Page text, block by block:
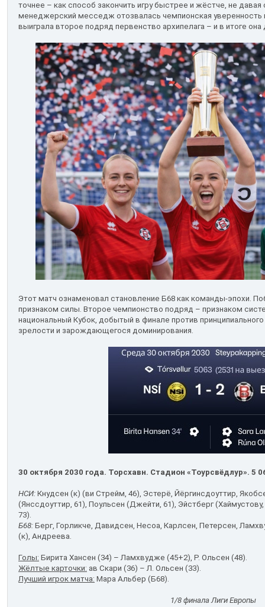
точнее – как способ закончить игру быстрее и жёстче, не
менеджерский месседж отозвалась чемпионская уверенность
выиграла второе подряд первенство архипелага – и в итоге
Этот матч ознаменовал становление Б68 как команды-эпохи.
признаком силы. Второе чемпионство подряд – признаком
национальный Кубок, добытый в финале против
зрелости и зарождающегося доминирования.
30 октября 2030 года. Торсхавн. Стадион «Тоурсвёдлур». 5
НСИ: Кнудсен (к) (ви Стрейм, 46), Эстерё, Йёргинсдоуттир,
(Янссдоуттир, 61), Поульсен (Джейти, 61), Эйстберг
73).
Б68: Берг, Горликче, Давидсен, Несоа, Карлсен, Петерсен,
(к), Андреева.
Голы: Бирита Хансен (34) – Ламхвудже (45+2), Р. Ольсен (48).
Жёлтые карточки: ав Скари (36) – Л. Ольсен (33).
Лучший игрок матча: Мара Альбер (Б68).
1/8 финала Лиги Европы